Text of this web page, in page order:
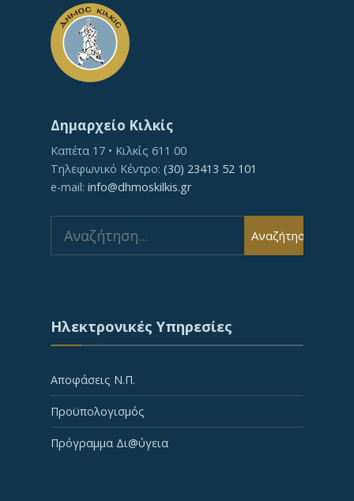
Δημαρχείο Κιλκίς
Καπέτα 17 • Κιλκίς 611 00
Τηλεφωνικό Κέντρο: (30) 23413 52 101
e-mail: info@dhmoskilkis.gr
for:
Αναζήτηση
Ηλεκτρονικές Υπηρεσίες
Αποφάσεις Ν.Π.
Προϋπολογισμός
Πρόγραμμα Δι@ύγεια